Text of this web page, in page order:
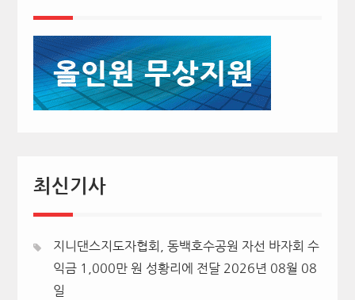
최신기사
지니댄스지도자협회, 동백호수공원 자선 바자회 수
익금 1,000만 원 성황리에 전달 2026년 08월 08
일